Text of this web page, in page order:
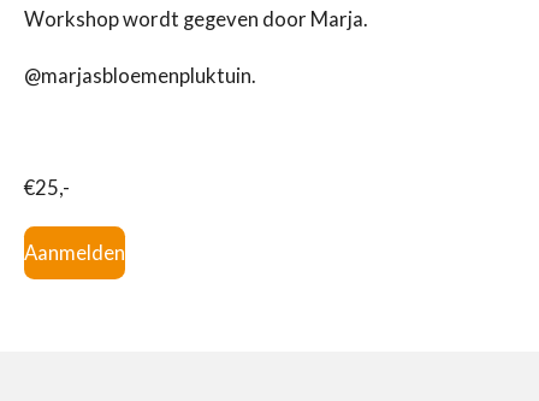
Workshop wordt gegeven door Marja.
@marjasbloemenpluktuin.
€25,-
Aanmelden